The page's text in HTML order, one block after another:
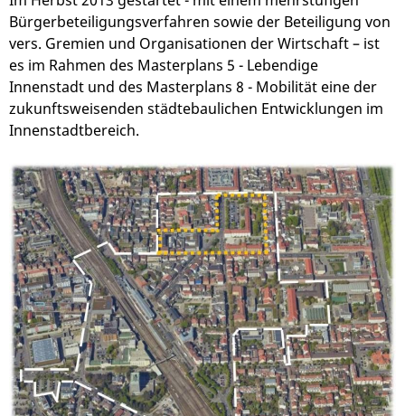
Bürgerbeteiligungsverfahren sowie der Beteiligung von
vers. Gremien und Organisationen der Wirtschaft – ist
es im Rahmen des Masterplans 5 - Lebendige
Innenstadt und des Masterplans 8 - Mobilität eine der
zukunftsweisenden städtebaulichen Entwicklungen im
Innenstadtbereich.